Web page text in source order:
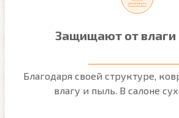
Защищают от влаги
Благодаря своей структуре,
влагу и пыль. В салоне